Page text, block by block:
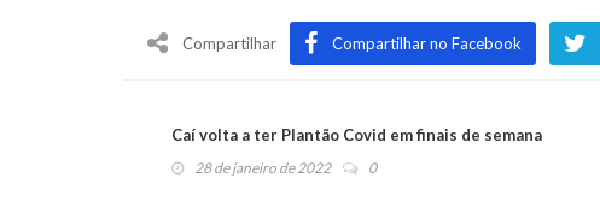
Compartilhar Compartilhar no Facebook
Caí volta a ter Plantão Covid em finais de semana
28 de janeiro de 2022 0